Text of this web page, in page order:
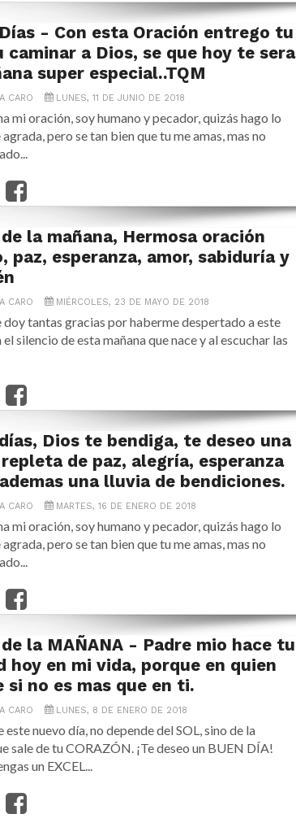
- Con esta Oración entrego tu
caminar a Dios, se que hoy te sera
super especial..TQM
CARO LUNES, 11 DE JUNIO DE 2018
mi oración, soy humano y pecador, quizás hago lo
pero se tan bien que tu me amas, mas no
la mañana, Hermosa oración
paz, esperanza, amor, sabiduría y
CARO MIÉRCOLES, 23 DE MAYO DE 2018
doy tantas gracias por haberme despertado a este
el silencio de esta mañana que nace y al escuchar las
Dios te bendiga, te deseo una
de paz, alegría, esperanza
una lluvia de bendiciones.
CARO MARTES, 16 DE ENERO DE 2018
mi oración, soy humano y pecador, quizás hago lo
pero se tan bien que tu me amas, mas no
la MAÑANA - Padre mio hace tu
hoy en mi vida, porque en quien
si no es mas que en ti.
CARO LUNES, 8 DE ENERO DE 2018
este nuevo día, no depende del SOL, sino de la
sale de tu CORAZÓN. ¡Te deseo un BUEN DÍA!
un EXCEL...